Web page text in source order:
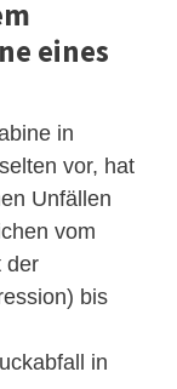
eines
in
vor, hat
Unfällen
vom
der
bis
in